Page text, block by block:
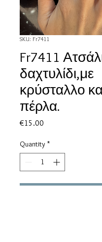
SKU: Fr7411
Fr7411
δαχτυλίδι,με
κρύσταλλο
πέρλα.
€15.00
Quantity *